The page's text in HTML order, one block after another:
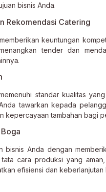
bisnis Anda.
Rekomendasi Catering
keuntungan
tender dan
standar kualitas
tawarkan kepada
kepercayaan tambahan bagi
bisnis Anda dengan
cara produksi yang
efisiensi dan keberlanjutan